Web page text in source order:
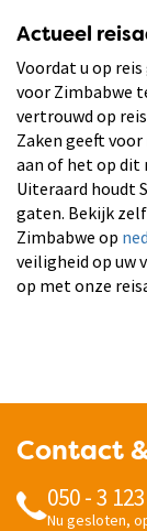
Actueel
Voordat u op
voor Zimbabwe
vertrouwd op
Zaken geeft
aan of het op dit
Uiteraard houdt
gaten. Bekijk
Zimbabwe op
veiligheid op uw
op met onze
Contact
050 - 3
Nu gesloten,